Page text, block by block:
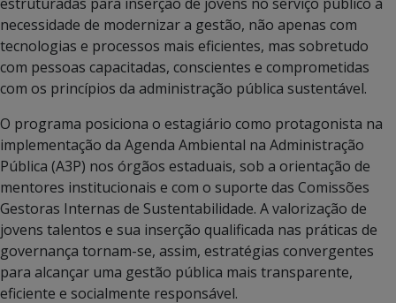
necessidade de modernizar a gestão, não apenas com
tecnologias e processos mais eficientes, mas sobretudo
com pessoas capacitadas, conscientes e comprometidas
com os princípios da administração pública sustentável.
O programa posiciona o estagiário como protagonista na
implementação da Agenda Ambiental na Administração
Pública (A3P) nos órgãos estaduais, sob a orientação de
mentores institucionais e com o suporte das Comissões
Gestoras Internas de Sustentabilidade. A valorização de
jovens talentos e sua inserção qualificada nas práticas de
governança tornam-se, assim, estratégias convergentes
para alcançar uma gestão pública mais transparente,
eficiente e socialmente responsável.